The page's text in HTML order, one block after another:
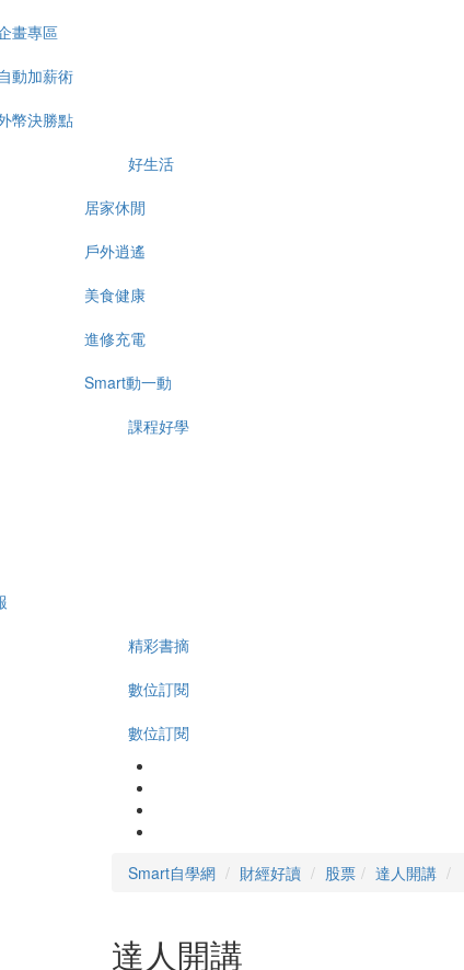
畫專區
動加薪術
幣決勝點
好生活
居家休閒
戶外逍遙
美食健康
進修充電
Smart動一動
課程好學
精彩書摘
數位訂閱
數位訂閱
Smart自學網 財經好讀 股票 達人開講
達人開講